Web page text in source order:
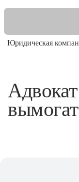
Физ.лица
Юр.лица
Юридическая